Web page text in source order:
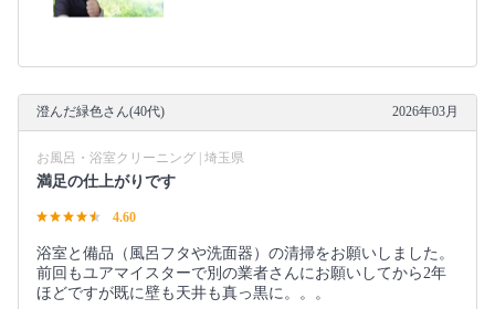
澄んだ緑色さん(40代) 2026年03月
お風呂・浴室クリーニング | 埼玉県
満足の仕上がりです
4.60
浴室と備品（風呂フタや洗面器）の清掃をお願いしました。
前回もユアマイスターで別の業者さんにお願いしてから2年
ほどですが既に壁も天井も真っ黒に。。。